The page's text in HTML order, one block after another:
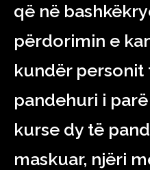
që në
përdorimin e
kundër personit
pandehuri i
kurse dy të
maskuar, njëri